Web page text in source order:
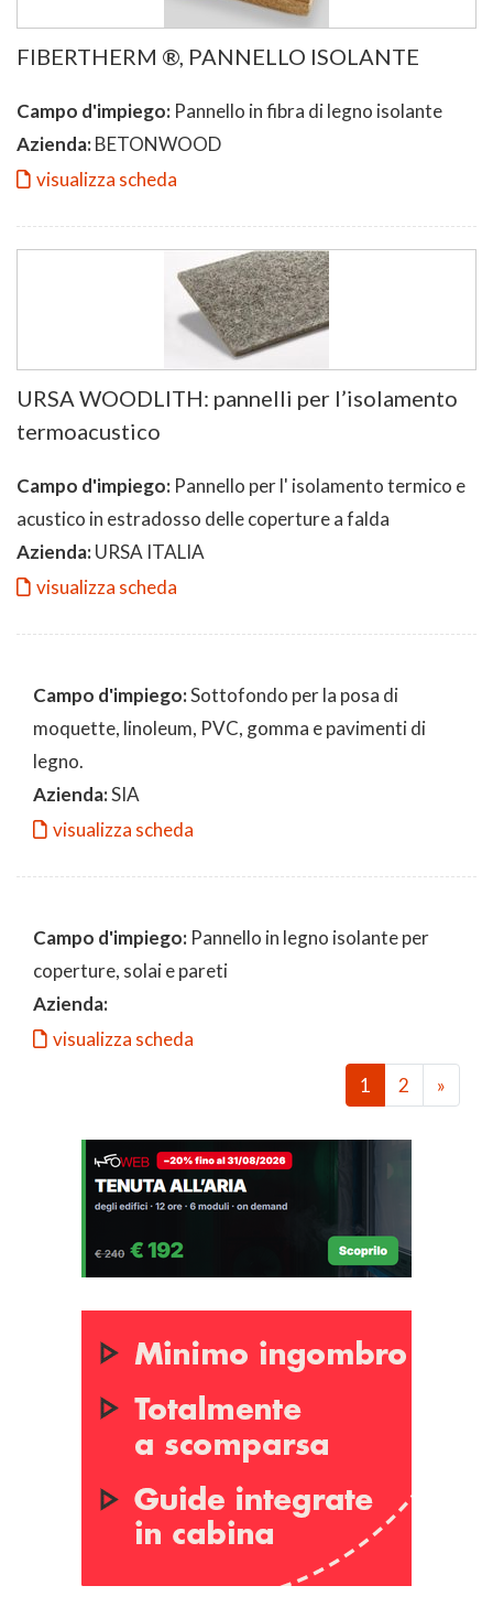
FIBERTHERM ®, PANNELLO ISOLANTE
Campo d'impiego: Pannello in fibra di legno isolante
Azienda:BETONWOOD
visualizza scheda
URSA WOODLITH: pannelli per l’isolamento
termoacustico
Campo d'impiego: Pannello per l' isolamento termico e
acustico in estradosso delle coperture a falda
Azienda:URSA ITALIA
visualizza scheda
Campo d'impiego:Sottofondo per la posa di
moquette, linoleum, PVC, gomma e pavimenti di
legno.
Azienda:SIA
visualizza scheda
Campo d'impiego: Pannello in legno isolante per
coperture, solai e pareti
Azienda:
visualizza scheda
1
2 »